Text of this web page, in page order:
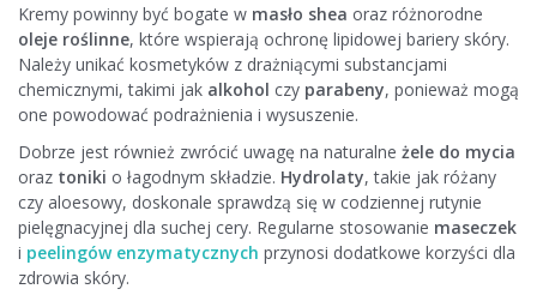
Kremy powinny być bogate w masło shea oraz różnorodne
oleje roślinne, które wspierają ochronę lipidowej bariery skóry.
Należy unikać kosmetyków z drażniącymi substancjami
chemicznymi, takimi jak alkohol czy parabeny, ponieważ mogą
one powodować podrażnienia i wysuszenie.
Dobrze jest również zwrócić uwagę na naturalne żele do mycia
oraz toniki o łagodnym składzie. Hydrolaty, takie jak różany
czy aloesowy, doskonale sprawdzą się w codziennej rutynie
pielęgnacyjnej dla suchej cery. Regularne stosowanie maseczek
i peelingów enzymatycznych przynosi dodatkowe korzyści dla
zdrowia skóry.